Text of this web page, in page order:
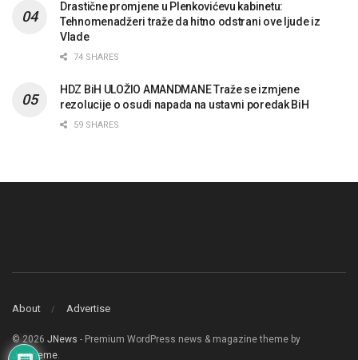
Drastične promjene u Plenkovićevu kabinetu:
Tehnomenadžeri traže da hitno odstrani ove ljude iz
Vlade
74 SHARES
HDZ BiH ULOŽIO AMANDMANE Traže se izmjene
rezolucije o osudi napada na ustavni poredak BiH
59 SHARES
About Advertise
© 2026 JNews - Premium WordPress news & magazine theme by
Jegtheme.